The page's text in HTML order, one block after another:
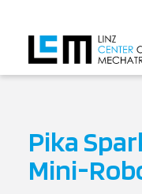
Pika
Mini-